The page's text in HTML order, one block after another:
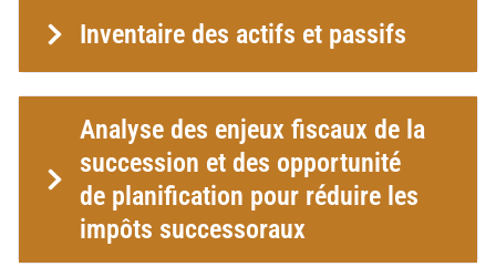
Inventaire des actifs et passifs
Analyse des enjeux fiscaux de la
succession et des opportunité
de planification pour réduire les
impôts successoraux